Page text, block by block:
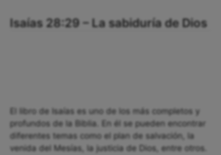
Isaías 28:29 – La sabiduría de Dios
El libro de Isaías es uno de los más completos y
profundos de la Biblia. En él se pueden encontrar
diferentes temas como el plan de salvación, la
venida del Mesías, la justicia de Dios, entre otros.